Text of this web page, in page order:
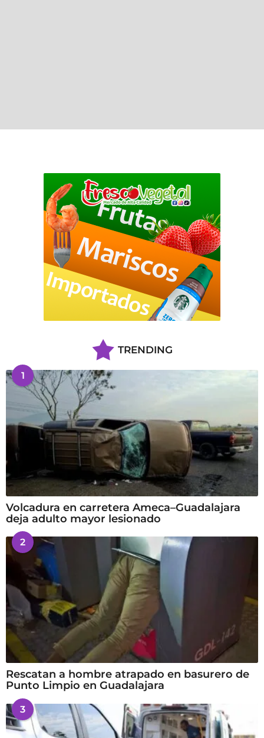
TRENDING
1
Volcadura en carretera Ameca–Guadalajara
deja adulto mayor lesionado
2
Rescatan a hombre atrapado en basurero de
Punto Limpio en Guadalajara
3